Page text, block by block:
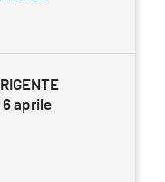
6 aprile